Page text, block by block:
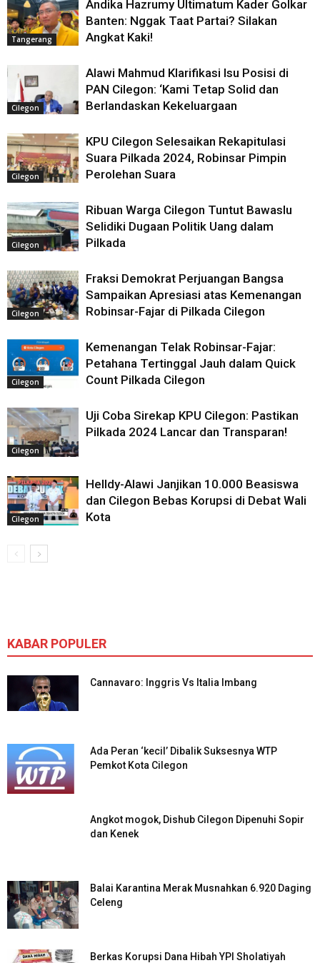
Tangerang
Andika Hazrumy Ultimatum Kader Golkar
Banten: Nggak Taat Partai? Silakan
Angkat Kaki!
Cilegon
Alawi Mahmud Klarifikasi Isu Posisi di
PAN Cilegon: ‘Kami Tetap Solid dan
Berlandaskan Kekeluargaan
Cilegon
KPU Cilegon Selesaikan Rekapitulasi
Suara Pilkada 2024, Robinsar Pimpin
Perolehan Suara
Cilegon
Ribuan Warga Cilegon Tuntut Bawaslu
Selidiki Dugaan Politik Uang dalam
Pilkada
Cilegon
Fraksi Demokrat Perjuangan Bangsa
Sampaikan Apresiasi atas Kemenangan
Robinsar-Fajar di Pilkada Cilegon
Cilegon
Kemenangan Telak Robinsar-Fajar:
Petahana Tertinggal Jauh dalam Quick
Count Pilkada Cilegon
Cilegon
Uji Coba Sirekap KPU Cilegon: Pastikan
Pilkada 2024 Lancar dan Transparan!
Cilegon
Helldy-Alawi Janjikan 10.000 Beasiswa
dan Cilegon Bebas Korupsi di Debat Wali
Kota
KABAR POPULER
Cannavaro: Inggris Vs Italia Imbang
Ada Peran ‘kecil’ Dibalik Suksesnya WTP
Pemkot Kota Cilegon
Angkot mogok, Dishub Cilegon Dipenuhi Sopir
dan Kenek
Balai Karantina Merak Musnahkan 6.920 Daging
Celeng
Berkas Korupsi Dana Hibah YPI Sholatiyah